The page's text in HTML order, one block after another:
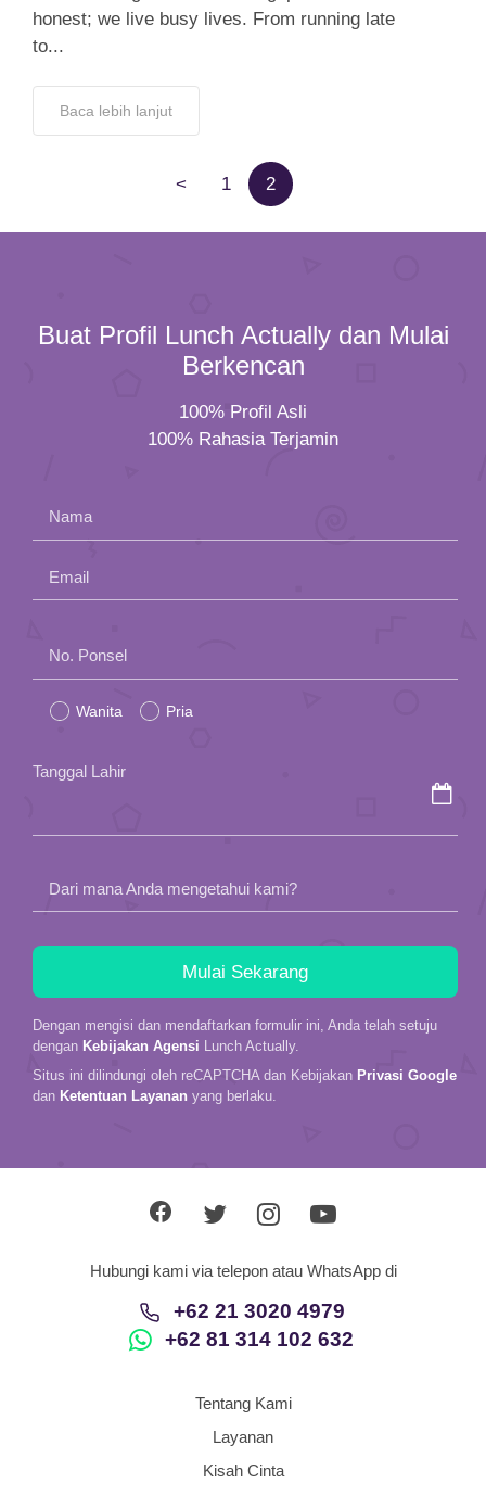
honest; we live busy lives. From running late
to...
Baca lebih lanjut
< 1 2
Buat Profil Lunch Actually dan Mulai
Berkencan
100% Profil Asli
100% Rahasia Terjamin
Nama
Email
leave
this
No. Ponsel
Wanita Pria
Tanggal Lahir
Dari mana Anda mengetahui kami?
Dengan mengisi dan mendaftarkan formulir ini, Anda telah setuju
dengan Kebijakan Agensi Lunch Actually.
Situs ini dilindungi oleh reCAPTCHA dan Kebijakan Privasi Google
dan Ketentuan Layanan yang berlaku.
Hubungi kami via telepon atau WhatsApp di
+62 21 3020 4979
+62 81 314 102 632
Tentang Kami
Layanan
Kisah Cinta